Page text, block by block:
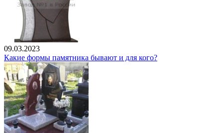
09.03.2023
Какие формы памятника бывают и для кого?